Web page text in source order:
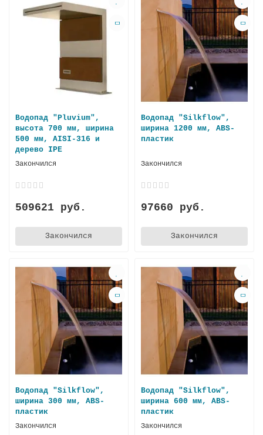
Водопад "Pluvium",
высота 700 мм, ширина
500 мм, AISI-316 и
дерево IPE
Закончился
509621 руб.
Закончился
Водопад "Silkflow",
ширина 1200 мм, ABS-
пластик
Закончился
97660 руб.
Закончился
Водопад "Silkflow",
ширина 300 мм, ABS-
пластик
Закончился
Водопад "Silkflow",
ширина 600 мм, ABS-
пластик
Закончился